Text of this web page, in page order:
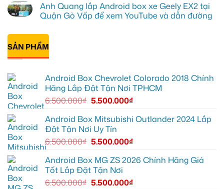
giải
trí
cho
Ford
Everest
Thủ
Đức
cần
ánh
sáng
lắp
Camera
hành
ô
Suzuki
XL7
tại
ghi
mọi
cung
đường
bình
luận
ở
Kiên
Android
Box
cho
tại
Quận
xem
Youtube
Anh Quang lắp Android box xe Geely EX2 tại
Quận Gò Vấp để xem YouTube và dẫn đường
có
luận
ở
Anh
Android
box
Geely
EX2
tại
Quận
Gò
Vấp
xem
YouTube
dẫn
đường
SẢN PHẨM
Android Box Chevrolet Colorado 2018 Chính
Hãng Lắp Đặt Tận Nơi TPHCM
6.500.000₫ 5.500.000₫
Android Box Mitsubishi Outlander 2024 Lắp
Đặt Tận Nơi Uy Tín
6.500.000₫ 5.500.000₫
Android Box MG ZS 2026 Chính Hãng Giá
Tốt Lắp Đặt Tận Nơi
6.500.000₫ 5.500.000₫